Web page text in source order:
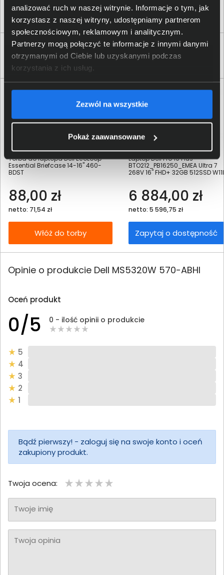
analizować ruch w naszej witrynie. Informacje o tym, jak
korzystasz z naszej witryny, udostępniamy partnerom
społecznościowym, reklamowym i analitycznym.
Partnerzy mogą połączyć te informacje z innymi danymi
otrzymanymi od Ciebie lub uzyskanymi podczas
korzystania z ich usług.
Zezwól na wszystkie
Pokaż zaawansowane
produkt
4a, 00-189 Warszawa, PL
Klienci, którzy kupili ten produkt często
wybierali również
Torba do laptopa Dell EcoLoop
Essential Briefcase 14-16" 460-
BDST
88,00 zł
netto: 71,54 zł
Włóż do torby
Laptop Dell Pro 16 Plus
BTO212_PB16250_EMEA Ultra 7
268V 16" FHD+ 32GB 512SSD
6 884,00 zł
netto: 5 596,75 zł
Zapytaj o dostępność
Opinie o produkcie Dell MS5320W 570-ABHI
Oceń produkt
0/5 0 - ilość opinii o produkcie
5
4
3
2
1
Bądź pierwszy! - zaloguj się na swoje konto i oceń
zakupiony produkt.
Twoja ocena:
Twoje imię
Twoja opinia